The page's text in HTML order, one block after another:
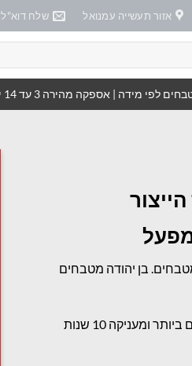
אזור תעשייה עמנואל שלח דוא"ל
לפי מידה | אספקה מהירה 3 עד 14 ימי עבודה
בן יהודה מטבחים
מייצרת את המטבחים מחומרי הגלם הטובים ביותר ומעניקה 10 שנות